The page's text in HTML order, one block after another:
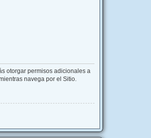
otorgar permisos adicionales a
navega por el Sitio.